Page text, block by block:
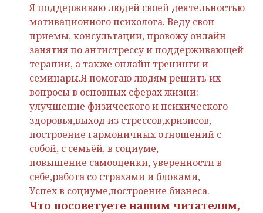
Я поддерживаю людей своей деятельностью
мотивационного психолога. Веду свои
приемы, консультации, провожу онлайн
занятия по антистрессу и поддерживающей
терапии, а также онлайн тренинги и
семинары.Я помогаю людям решить их
вопросы в основных сферах жизни:
улучшение физического и психического
здоровья,выход из стрессов,кризисов,
построение гармоничных отношений с
собой, с семьёй, в социуме,
повышение самооценки, уверенности в
себе,работа со страхами и блоками,
Успех в социуме,построение бизнеса.
Что посоветуете нашим читателям,